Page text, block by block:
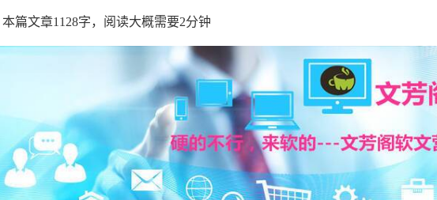
本篇文章1128字，阅读大概需要2分钟